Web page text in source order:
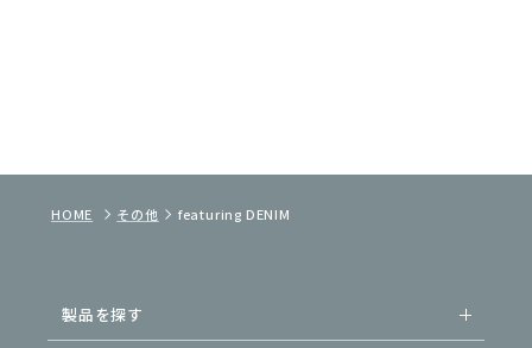
HOME その他 featuring DENIM
製品を探す